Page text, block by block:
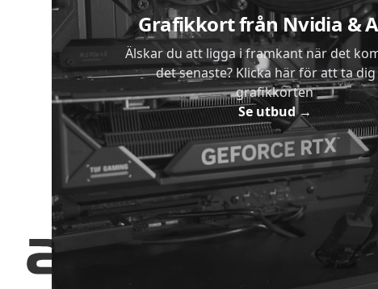
Grafikkort från Nvidia &
Älskar du att ligga i framkant när det
det senaste? Klicka här för att ta
grafikkorten
Se utbud→